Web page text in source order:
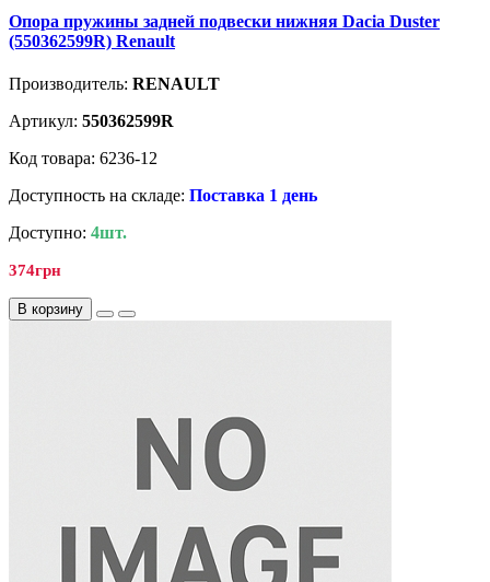
Опора пружины задней подвески нижняя Dacia Duster
(550362599R) Renault
Производитель: RENAULT
Артикул: 550362599R
Код товара: 6236-12
Доступность на складе: Поставка 1 день
Доступно: 4шт.
374грн
В корзину